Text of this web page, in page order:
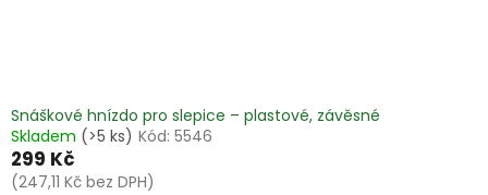
Snáškové hnízdo pro slepice – plastové, závěsné
Skladem (>5 ks) Kód: 5546
299 Kč
(247,11 Kč bez DPH)